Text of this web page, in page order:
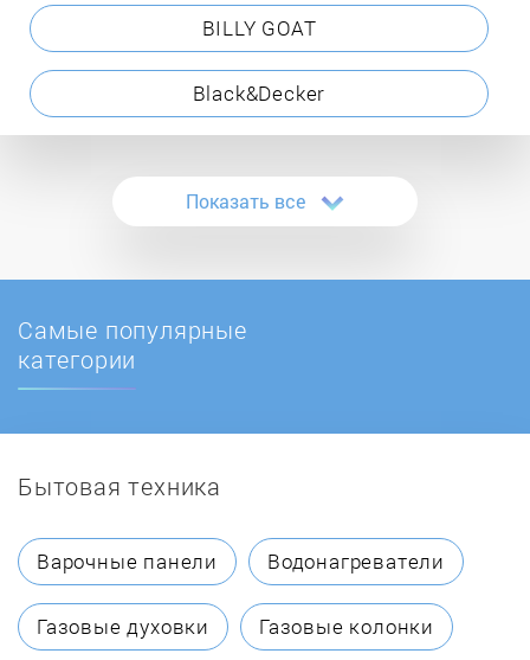
BILLY GOAT
Black&Decker
Bort
Bosch
Candy
Carver
Показать все
Самые популярные
категории
Бытовая техника
Варочные панели Водонагреватели
Газовые духовки Газовые колонки